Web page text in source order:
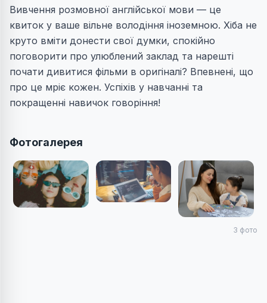
Вивчення розмовної англійської мови — це
квиток у ваше вільне володіння іноземною. Хіба не
круто вміти донести свої думки, спокійно
поговорити про улюблений заклад та нарешті
почати дивитися фільми в оригіналі? Впевнені, що
про це мріє кожен. Успіхів у навчанні та
покращенні навичок говоріння!
Фотогалерея
3 фото